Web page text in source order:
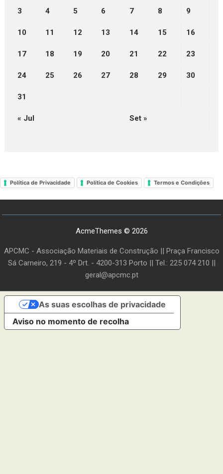
3 4 5 6 7 8 9
10 11 12 13 14 15 16
17 18 19 20 21 22 23
24 25 26 27 28 29 30
31
« Jul Set »
Política de Privacidade Política de Cookies Termos e Condições
AcmeThemes © 2026
APCMC - Associação Materiais de Construção || Praça Francisco
Sá Carneiro, 219 - 4º Drt. - 4200-313 Porto || Tel.: 225 074 210 ||
geral@apcmc.pt
Aviso no momento de recolha
As suas escolhas de privacidade